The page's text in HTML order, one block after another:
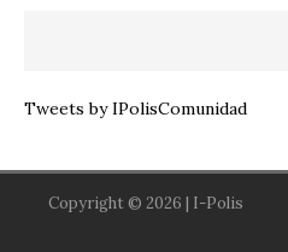
Tweets by IPolisComunidad
Copyright © 2026 | I-Polis